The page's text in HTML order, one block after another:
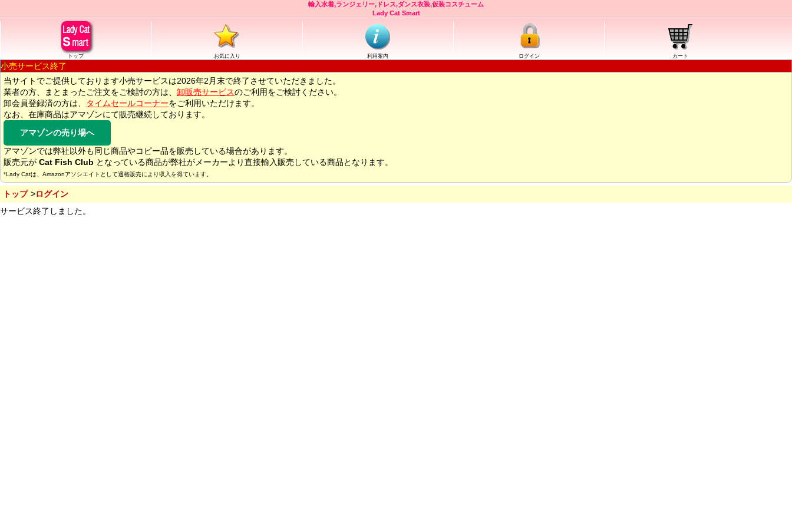
輸入水着,ランジェリー,ドレス,ダンス衣装,仮装コスチューム
Lady Cat Smart
トップ お気に入り 利用案内 ログイン カート
小売サービス終了
当サイトでご提供しております小売サービスは2026年2月末で終了させていただきました。
業者の方、まとまったご注文をご検討の方は、 卸販売サービスのご利用をご検討ください。
卸会員登録済の方は、
タイムセールコーナーをご利用いただけます。
なお、在庫商品はアマゾンにて販売継続しております。
アマゾンの売り場へ
アマゾンでは弊社以外も同じ商品やコピー品を販売している場合があります。
販売元が Cat Fish Club となっている商品が弊社がメーカーより直接輸入販売している商品となります。
*Lady Catは、Amazonアソシエイトとして適格販売により収入を得ています。
トップ
ログイン
サービス終了しました。